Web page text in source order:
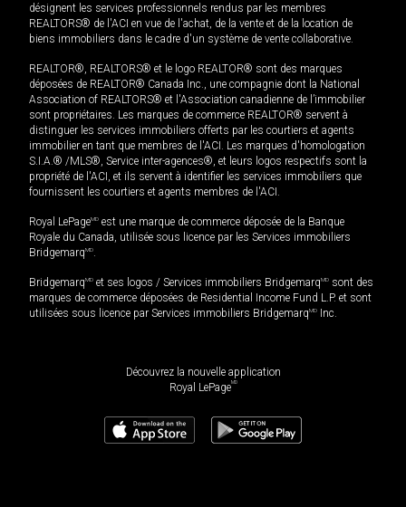
désignent les services professionnels rendus par les membres
REALTORS® de l'ACI en vue de l'achat, de la vente et de la location de
biens immobiliers dans le cadre d'un système de vente collaborative.
REALTOR®, REALTORS® et le logo REALTOR® sont des marques
déposées de REALTOR® Canada Inc., une compagnie dont la National
Association of REALTORS® et l'Association canadienne de l’immobilier
sont propriétaires. Les marques de commerce REALTOR® servent à
distinguer les services immobiliers offerts par les courtiers et agents
immobilier en tant que membres de l'ACI. Les marques d'homologation
S.I.A.® /MLS®, Service inter-agences®, et leurs logos respectifs sont la
propriété de l'ACI, et ils servent à identifier les services immobiliers que
fournissent les courtiers et agents membres de l'ACI.
Royal LePageMD est une marque de commerce déposée de la Banque
Royale du Canada, utilisée sous licence par les Services immobiliers
BridgemarqMD.
BridgemarqMD et ses logos / Services immobiliers BridgemarqMD sont des
marques de commerce déposées de Residential Income Fund L.P. et sont
utilisées sous licence par Services immobiliers BridgemarqMD Inc.
Découvrez la nouvelle application
Royal LePageMD